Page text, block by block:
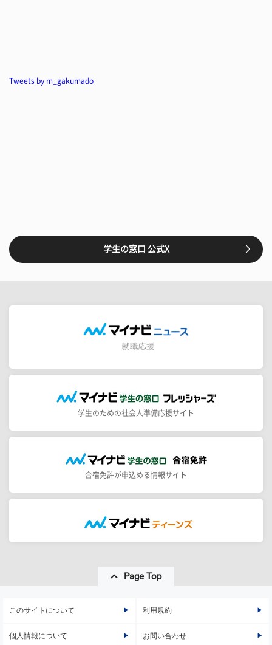
Tweets by m_gakumado
学生の窓口 公式X
学生のための社会人準備応援サイト
合宿免許が申込める情報サイト
Page Top
このサイトについて 利用規約
個人情報について お問い合わせ